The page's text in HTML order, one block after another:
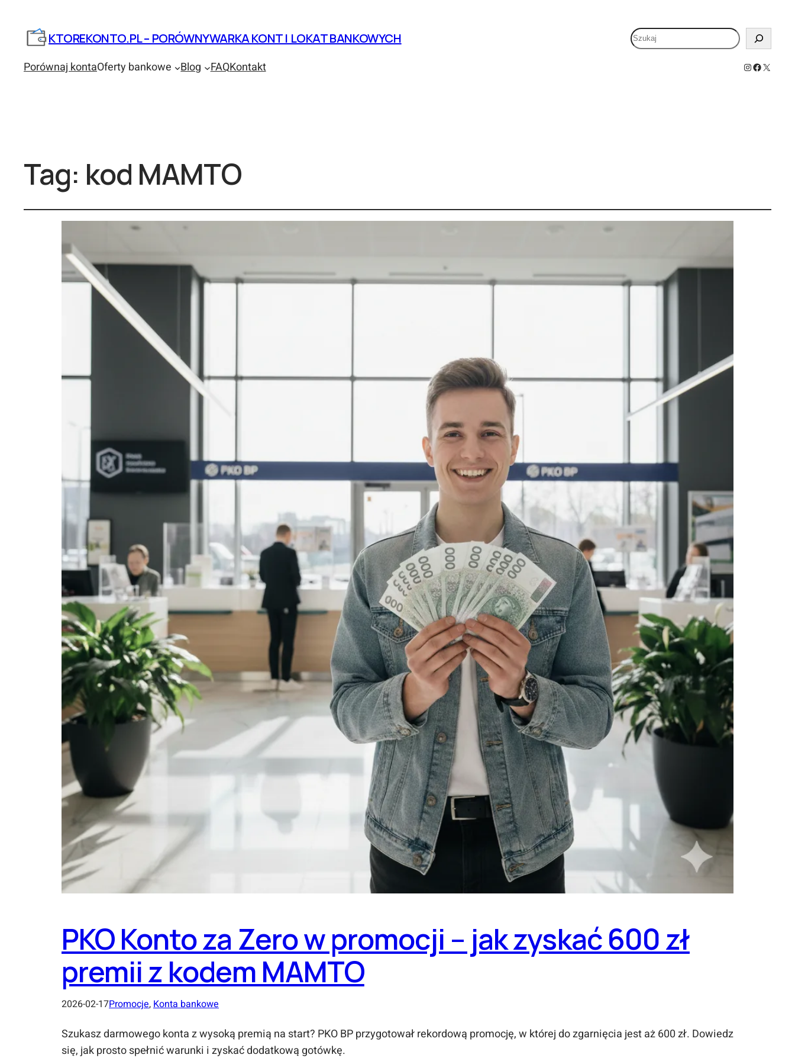
KTOREKONTO.PL – PORÓWNYWARKA KONT I LOKAT BANKOWYCH
Szukaj
Porównaj kontaOferty bankowe Blog FAQKontakt Instagram
Facebook
X
Tag: kod MAMTO
PKO Konto za Zero w promocji – jak zyskać 600 zł
premii z kodem MAMTO
2026-02-17Promocje, Konta bankowe
Szukasz darmowego konta z wysoką premią na start? PKO BP przygotował rekordową promocję, w której do zgarnięcia jest aż 600 zł. Dowiedz
się, jak prosto spełnić warunki i zyskać dodatkową gotówkę.